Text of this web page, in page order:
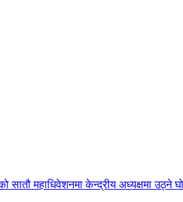
महाधिवेशनमा केन्द्रीय अध्यक्षमा उठ्ने